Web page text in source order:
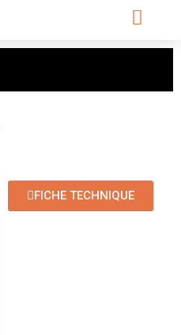
FICHE TECHNIQUE